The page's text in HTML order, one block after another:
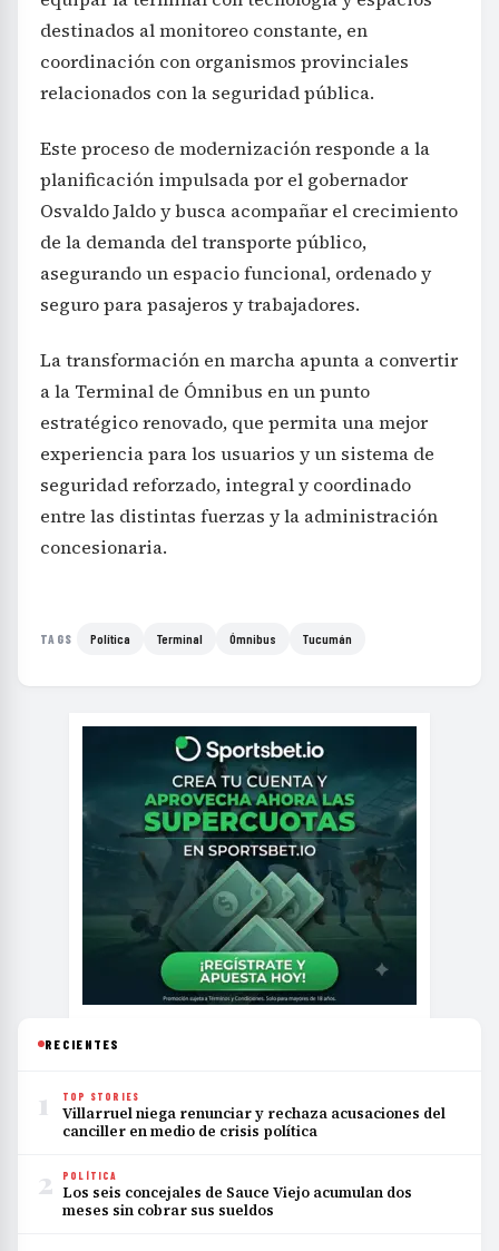
destinados al monitoreo constante, en
coordinación con organismos provinciales
relacionados con la seguridad pública.
Este proceso de modernización responde a la
planificación impulsada por el gobernador
Osvaldo Jaldo y busca acompañar el crecimiento
de la demanda del transporte público,
asegurando un espacio funcional, ordenado y
seguro para pasajeros y trabajadores.
La transformación en marcha apunta a convertir
a la Terminal de Ómnibus en un punto
estratégico renovado, que permita una mejor
experiencia para los usuarios y un sistema de
seguridad reforzado, integral y coordinado
entre las distintas fuerzas y la administración
concesionaria.
TAGS Política Terminal Ómnibus Tucumán
RECIENTES
1 TOP STORIES
Villarruel niega renunciar y rechaza acusaciones del
canciller en medio de crisis política
2 POLÍTICA
Los seis concejales de Sauce Viejo acumulan dos
meses sin cobrar sus sueldos